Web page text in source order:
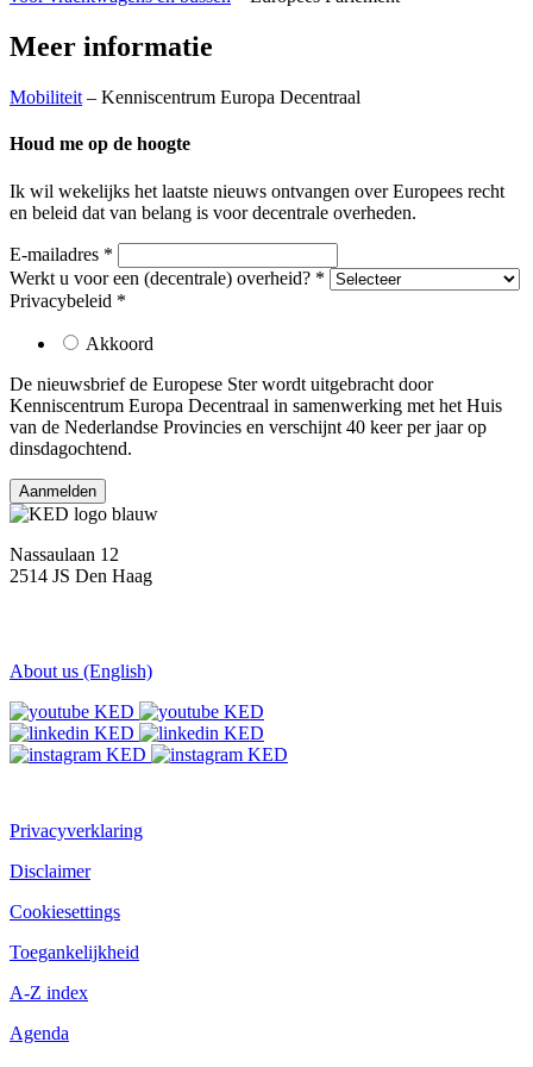
Meer informatie
Mobiliteit – Kenniscentrum Europa Decentraal
Houd me op de hoogte
Ik wil wekelijks het laatste nieuws ontvangen over Europees recht
en beleid dat van belang is voor decentrale overheden.
E-mailadres *
Werkt u voor een (decentrale) overheid? *
Privacybeleid *
Akkoord
De nieuwsbriefde Europese Sterwordt uitgebracht door
Kenniscentrum Europa Decentraal in samenwerking met het Huis
van de Nederlandse Provincies en verschijnt 40 keer per jaar op
dinsdagochtend.
Nassaulaan 12
2514 JS Den Haag
About us (English)
Privacyverklaring
Disclaimer
Cookiesettings
Toegankelijkheid
A-Z index
Agenda